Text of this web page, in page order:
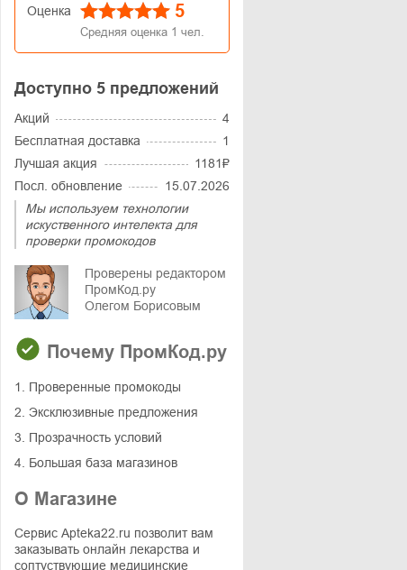
Оценка 5
Средняя оценка 1 чел.
Доступно 5 предложений
Акций
4
Бесплатная доставка
1
Лучшая акция
1181₽
Посл. обновление
15.07.2026
Мы используем технологии
искуственного интелекта для
проверки промокодов
Проверены редактором
ПромКод.ру
Олегом Борисовым
Почему ПромКод.ру
1. Проверенные промокоды
2. Эксклюзивные предложения
3. Прозрачность условий
4. Большая база магазинов
О Магазине
Сервис Apteka22.ru позволит вам
заказывать онлайн лекарства и
соптуствующие медицинские